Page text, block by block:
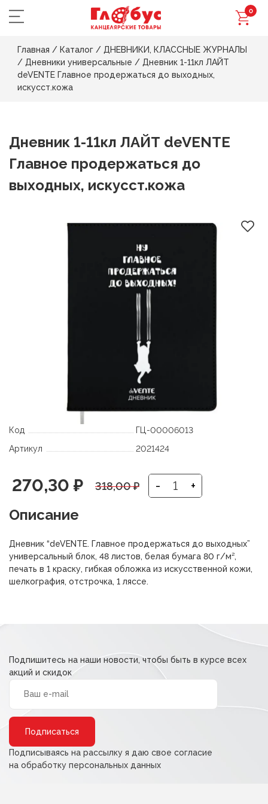
0
Главная / Каталог / ДНЕВНИКИ, КЛАССНЫЕ ЖУРНАЛЫ
/ Дневники универсальные / Дневник 1-11кл ЛАЙТ
deVENTE Главное продержаться до выходных,
искусст.кожа
Дневник 1-11кл ЛАЙТ deVENTE
Главное продержаться до
выходных, искусст.кожа
Код
ГЦ-00006013
Артикул
2021424
318,00₽
Первоначальная
цена
составляла
318,00 ₽.
270,30 ₽
Текущая
цена:
270,30 ₽.
- +
Описание
Дневник “deVENTE. Главное продержаться до выходных”
универсальный блок, 48 листов, белая бумага 80 г/м²,
печать в 1 краску, гибкая обложка из искусственной кожи,
шелкография, отстрочка, 1 ляссе.
Подпишитесь на наши новости, чтобы быть в курсе всех
акций и скидок
Подписываясь на рассылку я даю свое согласие
на обработку персональных данных